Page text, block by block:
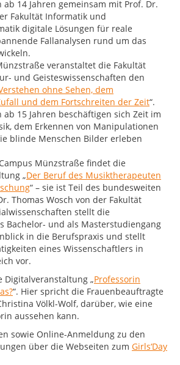
14 Jahren gemeinsam mit Prof. Dr.
Fakultät Informatik und
digitale Lösungen für reale
Fallanalysen rund um das
veranstaltet die Fakultät
und Geisteswissenschaften den
ohne Sehen, dem
und dem Fortschreiten der Zeit“.
15 Jahren beschäftigen sich Zeit im
dem Erkennen von Manipulationen
blinde Menschen Bilder erleben
Münzstraße findet die
„Der Beruf des Musiktherapeuten
“ – sie ist Teil des bundesweiten
Thomas Wosch von der Fakultät
stellt die
Bachelor- und als Masterstudiengang
in die Berufspraxis und stellt
eines Wissenschaftlers in
vor.
Digitalveranstaltung „Professorin
“. Hier spricht die Frauenbeauftragte
Völkl-Wolf, darüber, wie eine
aussehen kann.
sowie Online-Anmeldung zu den
über die Webseiten zum Girls‘Day